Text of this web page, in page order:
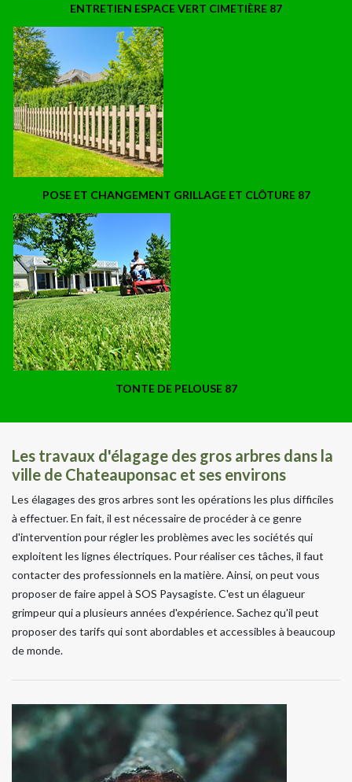
ENTRETIEN ESPACE VERT CIMETIÈRE 87
POSE ET CHANGEMENT GRILLAGE ET CLÔTURE 87
TONTE DE PELOUSE 87
Les travaux d'élagage des gros arbres dans la
ville de Chateauponsac et ses environs
Les élagages des gros arbres sont les opérations les plus difficiles
à effectuer. En fait, il est nécessaire de procéder à ce genre
d'intervention pour régler les problèmes avec les sociétés qui
exploitent les lignes électriques. Pour réaliser ces tâches, il faut
contacter des professionnels en la matière. Ainsi, on peut vous
proposer de faire appel à SOS Paysagiste. C'est un élagueur
grimpeur qui a plusieurs années d'expérience. Sachez qu'il peut
proposer des tarifs qui sont abordables et accessibles à beaucoup
de monde.